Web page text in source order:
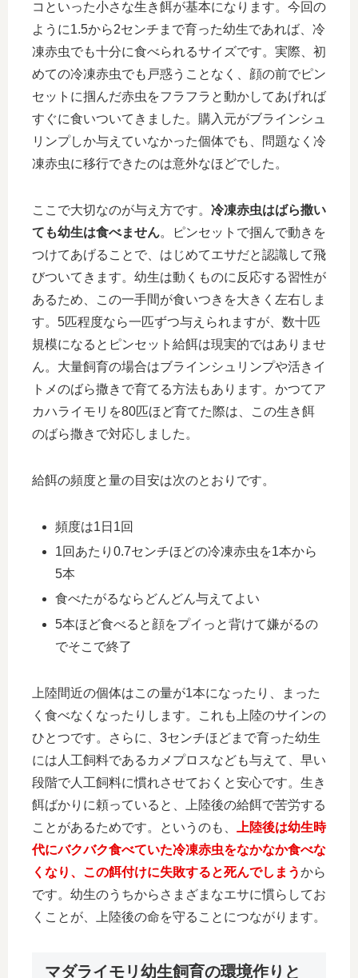
コといった小さな生き餌が基本になります。今回の
ように1.5から2センチまで育った幼生であれば、冷
凍赤虫でも十分に食べられるサイズです。実際、初
めての冷凍赤虫でも戸惑うことなく、顔の前でピン
セットに掴んだ赤虫をフラフラと動かしてあげれば
すぐに食いついてきました。購入元がブラインシュ
リンプしか与えていなかった個体でも、問題なく冷
凍赤虫に移行できたのは意外なほどでした。
ここで大切なのが与え方です。 冷凍赤虫はばら撒い
ても幼生は食べません。ピンセットで掴んで動きを
つけてあげることで、はじめてエサだと認識して飛
びついてきます。幼生は動くものに反応する習性が
あるため、この一手間が食いつきを大きく左右しま
す。5匹程度なら一匹ずつ与えられますが、数十匹
規模になるとピンセット給餌は現実的ではありませ
ん。大量飼育の場合はブラインシュリンプや活きイ
トメのばら撒きで育てる方法もあります。かつてア
カハライモリを80匹ほど育てた際は、この生き餌
のばら撒きで対応しました。
給餌の頻度と量の目安は次のとおりです。
頻度は1日1回
1回あたり0.7センチほどの冷凍赤虫を1本から
5本
食べたがるならどんどん与えてよい
5本ほど食べると顔をプイっと背けて嫌がるの
でそこで終了
上陸間近の個体はこの量が1本になったり、まった
く食べなくなったりします。これも上陸のサインの
ひとつです。さらに、3センチほどまで育った幼生
には人工飼料であるカメプロスなども与えて、早い
段階で人工飼料に慣れさせておくと安心です。生き
餌ばかりに頼っていると、上陸後の給餌で苦労する
ことがあるためです。というのも、
上陸後は幼生時
代にバクバク食べていた冷凍赤虫をなかなか食べな
くなり、この餌付けに失敗すると死んでしまうから
です。幼生のうちからさまざまなエサに慣らしてお
くことが、上陸後の命を守ることにつながります。
マダライモリ幼生飼育の環境作りと